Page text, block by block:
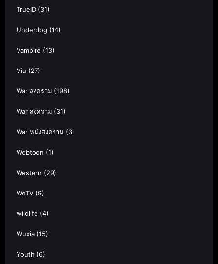
TrueID (31)
Underdog (14)
Vampire (13)
Viu (27)
War สงคราม (198)
War สงคราม (31)
War หนังสงคราม (3)
Webtoon (1)
Western (29)
WeTV (9)
wildlife (4)
Wuxia (15)
Youth (6)